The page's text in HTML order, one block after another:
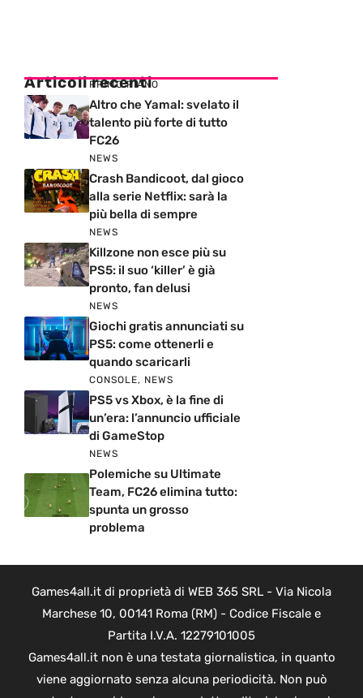
Articoli recenti
PRIMO PIANO
Altro che Yamal: svelato il
talento più forte di tutto
FC26
NEWS
Crash Bandicoot, dal gioco
alla serie Netflix: sarà la
più bella di sempre
NEWS
Killzone non esce più su
PS5: il suo ‘killer’ è già
pronto, fan delusi
NEWS
Giochi gratis annunciati su
PS5: come ottenerli e
quando scaricarli
CONSOLE, NEWS
PS5 vs Xbox, è la fine di
un’era: l’annuncio ufficiale
di GameStop
NEWS
Polemiche su Ultimate
Team, FC26 elimina tutto:
spunta un grosso
problema
Games4all.it di proprietà di WEB 365 SRL - Via Nicola
Marchese 10, 00141 Roma (RM) - Codice Fiscale e
Partita I.V.A. 12279101005
Games4all.it non è una testata giornalistica, in quanto
viene aggiornato senza alcuna periodicità. Non può